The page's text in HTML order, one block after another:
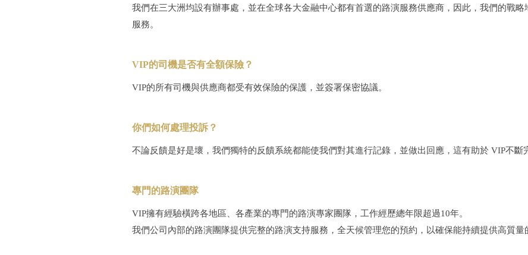
我們在三大洲均設有辦事處，並在全球各大金融中心都有首選的路演服務供應商，因此，我們的戰
服務。
VIP的司機是否有全額保險？
VIP的所有司機與供應商都受有效保險的保護，並簽署保密協議。
你們如何處理投訴？
不論反饋是好是壞，我們獨特的反饋系統都能使我們對其進行記錄，並做出回應，這有助於 VIP不斷
專門的路演團隊
VIP擁有經驗橫跨各地區、各產業的專門的路演專家團隊，工作經歷總年限超過10年。
我們公司內部的路演團隊提供完整的路演支持服務，全天候管理您的預約，以確保能持續提供高質量